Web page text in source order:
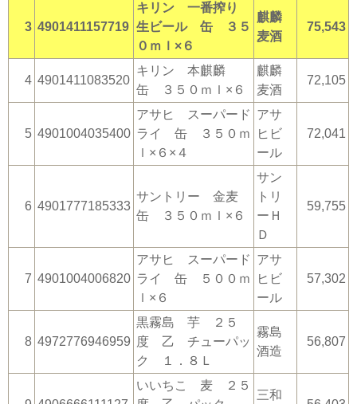
3 4901411157719
キリン 一番搾り
生ビール 缶 ３５
０ｍｌ×６
麒麟
麦酒
75,543
4 4901411083520
キリン 本麒麟
缶 ３５０ｍｌ×６
麒麟
麦酒
72,105
5 4901004035400
アサヒ スーパード
ライ 缶 ３５０ｍ
ｌ×６×４
アサ
ヒビ
ール
72,041
6 4901777185333
サントリー 金麦
缶 ３５０ｍｌ×６
サン
トリ
ーＨ
Ｄ
59,755
7 4901004006820
アサヒ スーパード
ライ 缶 ５００ｍ
ｌ×６
アサ
ヒビ
ール
57,302
8 4972776946959
黒霧島 芋 ２５
度 乙 チューパッ
ク １．８Ｌ
霧島
酒造
56,807
いいちこ 麦 ２５
三和